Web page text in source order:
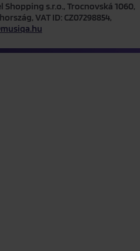
s.r.o., Trocnovská 1060,
VAT ID: CZ07298854,